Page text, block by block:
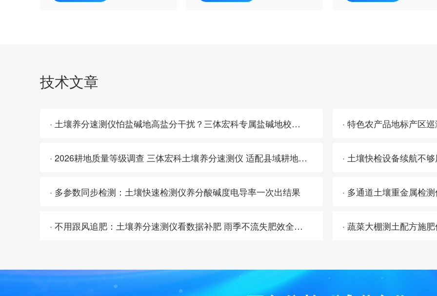
技术文章
· 土壤养分速测仪怕盐碱地高盐分干扰？三体宏科专属盐碱地校正程序 测数零偏差不用反复校准
· 2026耕地质量等级调查 三体宏科土壤养分速测仪 适配县域耕地普查外业检测
· 多参数同步检测：土壤快速检测仪养分酸碱度电导率一次出结果 · 多通道土壤重金属检
· 不用跟风追肥：土壤养分速测仪看数据补肥 雨季不流失肥效全留住 · 蔬菜大棚测土配方施